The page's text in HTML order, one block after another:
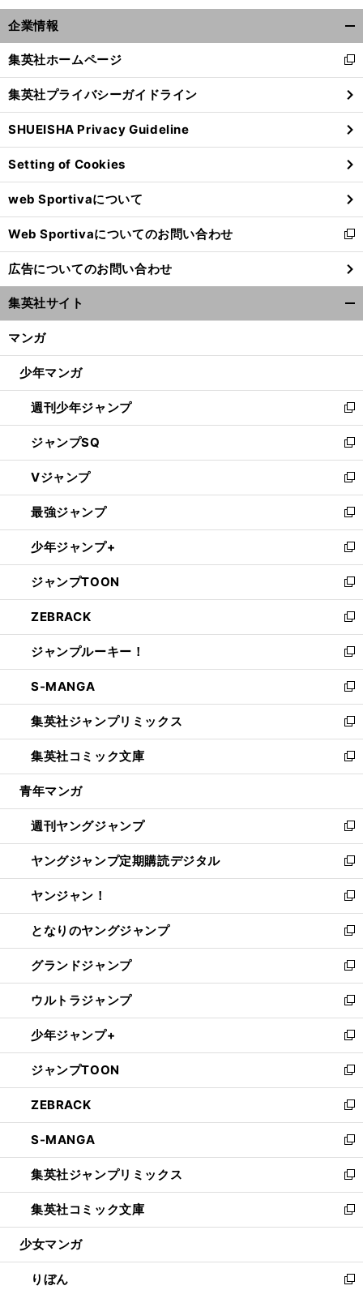
企業情報
閉
る
集英社ホームページ
新
し
い
ウ
ィ
ン
ド
ウ
で
開
く
集英社プライバシーガイドライン
SHUEISHA Privacy Guideline
Setting of Cookies
web Sportivaについて
Web Sportivaについてのお問い合わせ
新
し
い
ウ
ィ
ン
ウ
開
く
広告についてのお問い合わせ
集英社サイト
マンガ
少年マンガ
週刊少年ジャンプ
新
し
い
ウ
ィ
ン
ド
ウ
で
開
く
ジャンプSQ
新
し
い
ウ
ィ
ン
ド
ウ
で
開
く
Vジャンプ
新
し
い
ウ
ィ
ン
ド
ウ
で
開
く
最強ジャンプ
新
し
い
ウ
ィ
ン
ド
ウ
で
開
く
少年ジャンプ+
新
し
い
ウ
ィ
ン
ド
ウ
で
開
く
ジャンプTOON
新
し
い
ウ
ィ
ン
ド
ウ
で
開
く
ZEBRACK
新
し
い
ウ
ィ
ン
ド
ウ
で
開
ジャンプルーキー！
新
し
い
ウ
ィ
ン
ド
ウ
開
く
S-MANGA
新
し
い
ウ
ィ
ン
ウ
で
開
く
集英社ジャンプリミックス
新
し
い
ウ
ン
ド
ウ
で
開
く
集英社コミック文庫
新
し
ウ
ィ
ン
ド
ウ
で
開
く
青年マンガ
週刊ヤングジャンプ
新
し
い
ウ
ィ
ン
ド
ウ
で
開
く
ヤングジャンプ定期購読デジタル
新
し
い
ウ
ィ
ン
ド
ウ
で
開
く
ヤンジャン！
新
し
い
ウ
ィ
ン
ド
ウ
で
開
く
となりのヤングジャンプ
新
し
い
ウ
ィ
ン
ド
ウ
で
開
く
グランドジャンプ
新
し
い
ウ
ィ
ン
ド
ウ
で
開
く
ウルトラジャンプ
新
し
い
ウ
ィ
ン
ド
ウ
で
開
く
少年ジャンプ+
新
し
い
ウ
ィ
ン
ド
ウ
で
開
く
ジャンプTOON
新
し
い
ウ
ィ
ン
ド
ウ
で
開
ZEBRACK
新
し
い
ウ
ィ
ン
ド
ウ
開
く
S-MANGA
新
し
い
ウ
ィ
ン
ウ
で
集英社ジャンプリミックス
新
し
い
ウ
ン
ド
集英社コミック文庫
新
し
ウ
ィ
少女マンガ
りぼん 新